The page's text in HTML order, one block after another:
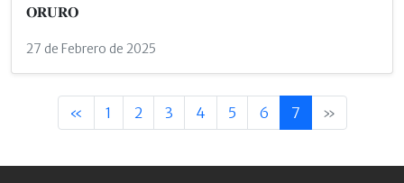
𝐎𝐑𝐔𝐑𝐎
27 de Febrero de 2025
« 1 2 3 4 5 6 7 »